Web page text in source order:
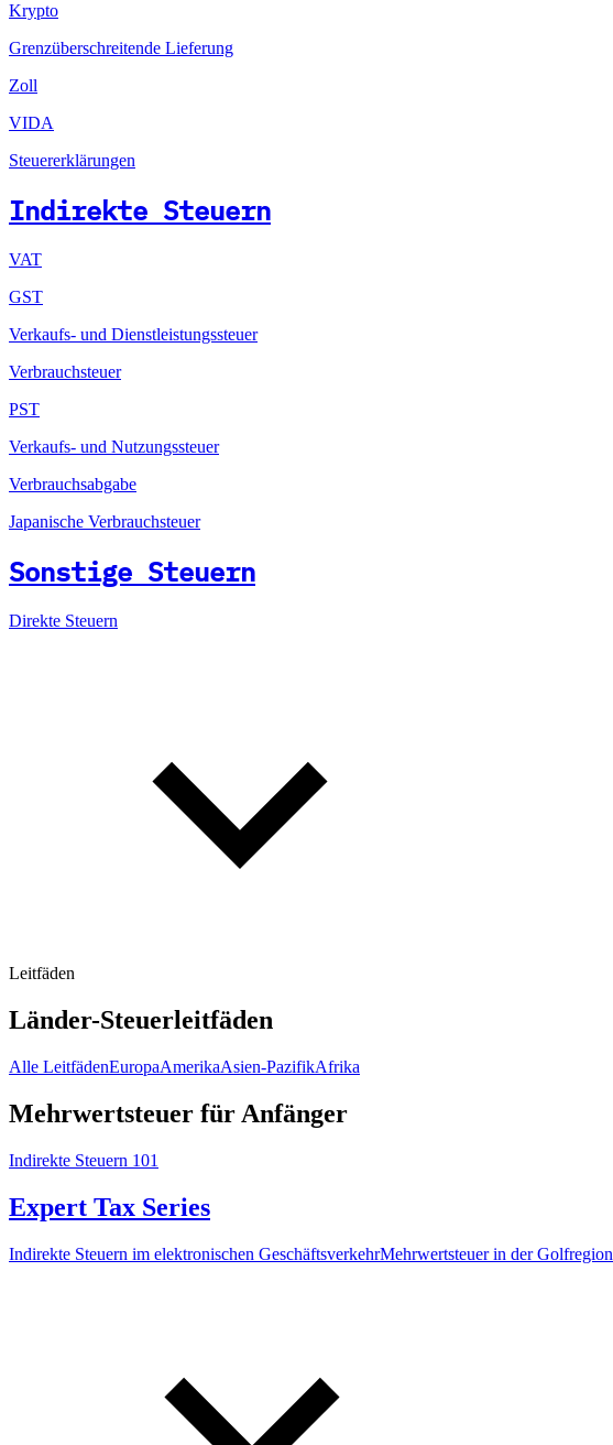
Krypto
Grenzüberschreitende Lieferung
Zoll
VIDA
Steuererklärungen
Indirekte Steuern
VAT
GST
Verkaufs- und Dienstleistungssteuer
Verbrauchsteuer
PST
Verkaufs- und Nutzungssteuer
Verbrauchsabgabe
Japanische Verbrauchsteuer
Sonstige Steuern
Direkte Steuern
Leitfäden
Länder-Steuerleitfäden
Alle LeitfädenEuropaAmerikaAsien-PazifikAfrika
Mehrwertsteuer für Anfänger
Indirekte Steuern 101
Expert Tax Series
Indirekte Steuern im elektronischen GeschäftsverkehrMehrwertsteuer in der Golfregion